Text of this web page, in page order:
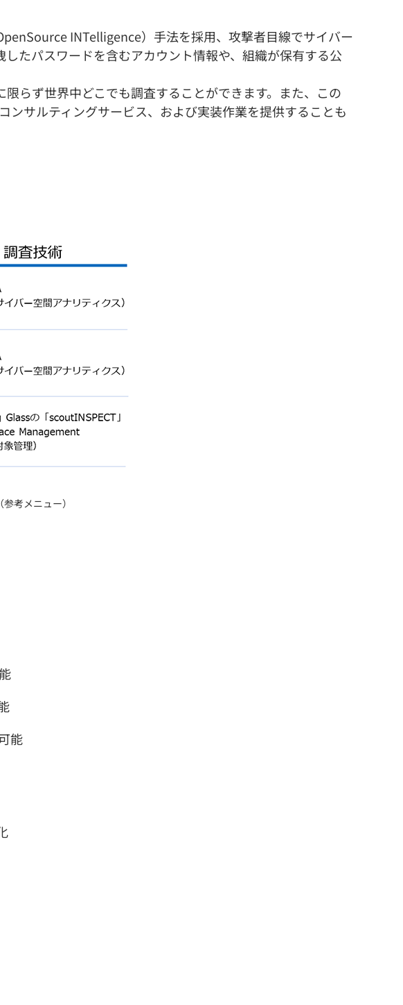
INTelligence）手法を採用、攻撃者目線でサイバー
たパスワードを含むアカウント情報や、組織が保有する公
らず世界中どこでも調査することができます。また、この
サルティングサービス、および実装作業を提供することも
考メニュー）
能